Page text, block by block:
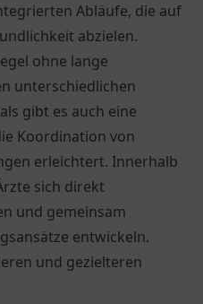
Abläufe, die auf
abzielen.
ohne lange
unterschiedlichen
gibt es auch eine
Koordination von
erleichtert. Innerhalb
sich direkt
und gemeinsam
entwickeln.
und gezielteren